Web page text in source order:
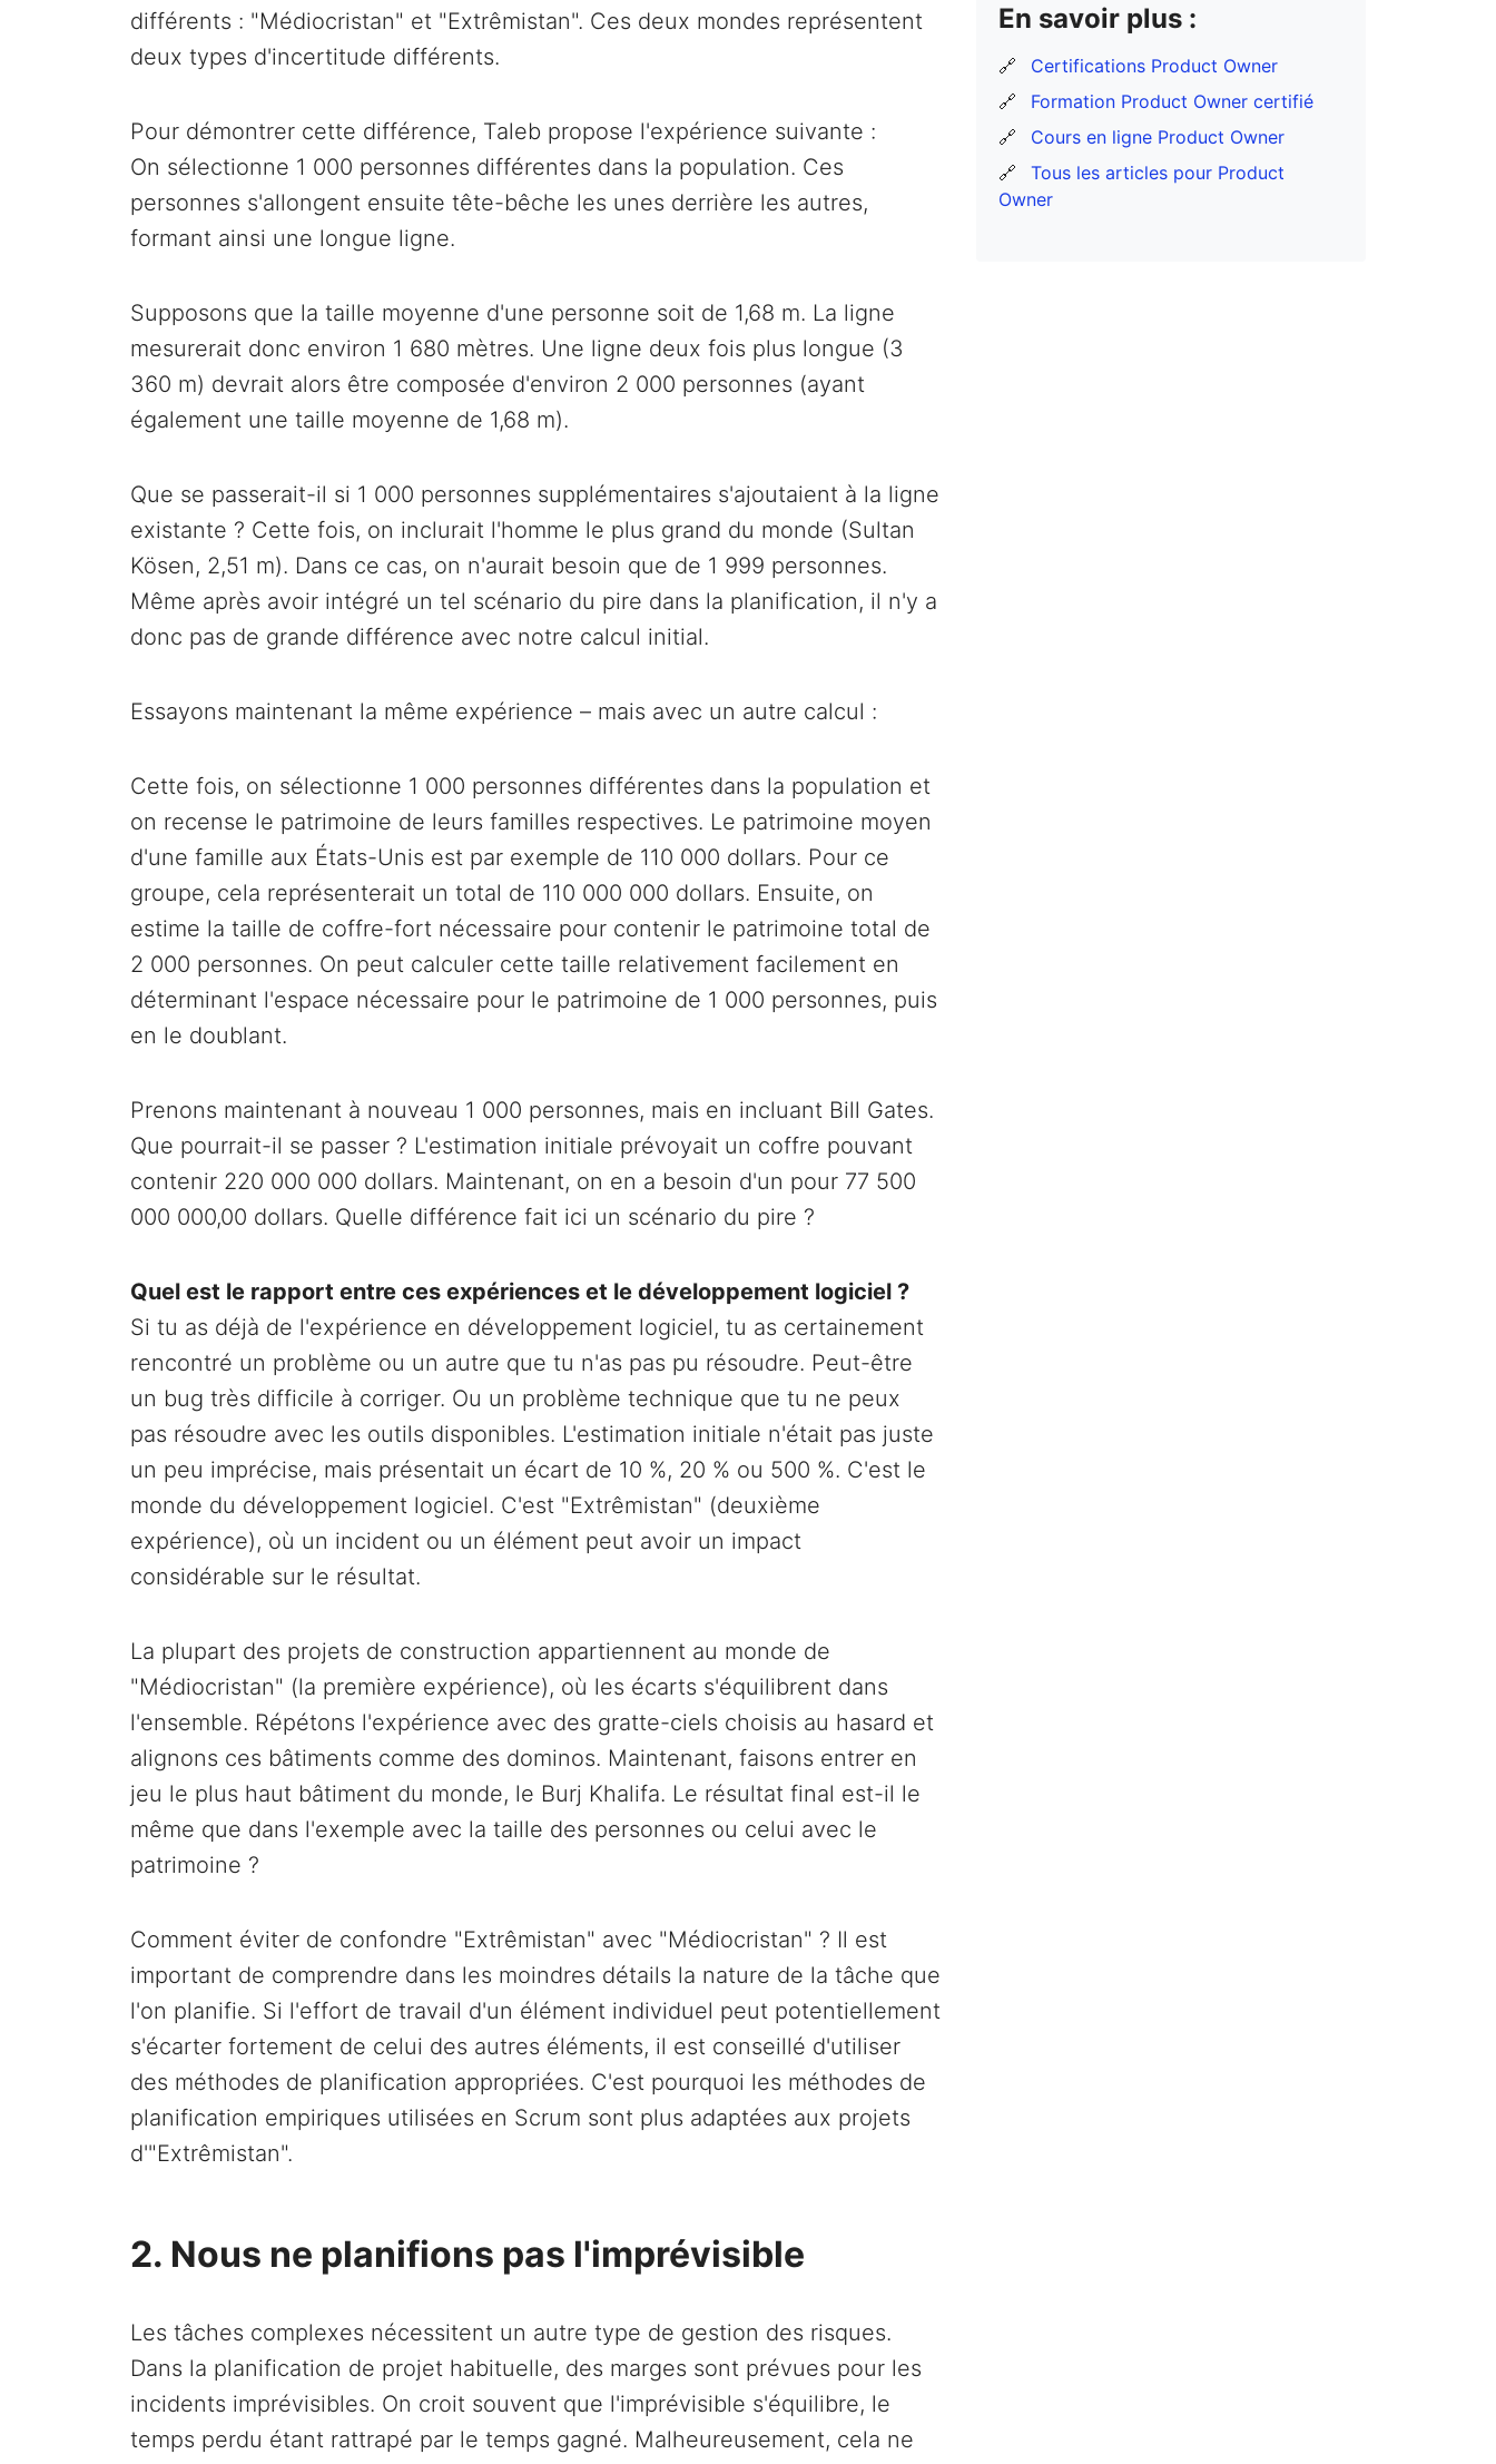
différents : "Médiocristan" et "Extrêmistan". Ces deux mondes représentent
deux types d'incertitude différents.
Pour démontrer cette différence, Taleb propose l'expérience suivante :
On sélectionne 1 000 personnes différentes dans la population. Ces
personnes s'allongent ensuite tête-bêche les unes derrière les autres,
formant ainsi une longue ligne.
Supposons que la taille moyenne d'une personne soit de 1,68 m. La ligne
mesurerait donc environ 1 680 mètres. Une ligne deux fois plus longue (3
360 m) devrait alors être composée d'environ 2 000 personnes (ayant
également une taille moyenne de 1,68 m).
Que se passerait-il si 1 000 personnes supplémentaires s'ajoutaient à la ligne
existante ? Cette fois, on inclurait l'homme le plus grand du monde (Sultan
Kösen, 2,51 m). Dans ce cas, on n'aurait besoin que de 1 999 personnes.
Même après avoir intégré un tel scénario du pire dans la planification, il n'y a
donc pas de grande différence avec notre calcul initial.
Essayons maintenant la même expérience – mais avec un autre calcul :
Cette fois, on sélectionne 1 000 personnes différentes dans la population et
on recense le patrimoine de leurs familles respectives. Le patrimoine moyen
d'une famille aux États-Unis est par exemple de 110 000 dollars. Pour ce
groupe, cela représenterait un total de 110 000 000 dollars. Ensuite, on
estime la taille de coffre-fort nécessaire pour contenir le patrimoine total de
2 000 personnes. On peut calculer cette taille relativement facilement en
déterminant l'espace nécessaire pour le patrimoine de 1 000 personnes, puis
en le doublant.
Prenons maintenant à nouveau 1 000 personnes, mais en incluant Bill Gates.
Que pourrait-il se passer ? L'estimation initiale prévoyait un coffre pouvant
contenir 220 000 000 dollars. Maintenant, on en a besoin d'un pour 77 500
000 000,00 dollars. Quelle différence fait ici un scénario du pire ?
Quel est le rapport entre ces expériences et le développement logiciel ?
Si tu as déjà de l'expérience en développement logiciel, tu as certainement
rencontré un problème ou un autre que tu n'as pas pu résoudre. Peut-être
un bug très difficile à corriger. Ou un problème technique que tu ne peux
pas résoudre avec les outils disponibles. L'estimation initiale n'était pas juste
un peu imprécise, mais présentait un écart de 10 %, 20 % ou 500 %. C'est le
monde du développement logiciel. C'est "Extrêmistan" (deuxième
expérience), où un incident ou un élément peut avoir un impact
considérable sur le résultat.
La plupart des projets de construction appartiennent au monde de
"Médiocristan" (la première expérience), où les écarts s'équilibrent dans
l'ensemble. Répétons l'expérience avec des gratte-ciels choisis au hasard et
alignons ces bâtiments comme des dominos. Maintenant, faisons entrer en
jeu le plus haut bâtiment du monde, le Burj Khalifa. Le résultat final est-il le
même que dans l'exemple avec la taille des personnes ou celui avec le
patrimoine ?
Comment éviter de confondre "Extrêmistan" avec "Médiocristan" ? Il est
important de comprendre dans les moindres détails la nature de la tâche que
l'on planifie. Si l'effort de travail d'un élément individuel peut potentiellement
s'écarter fortement de celui des autres éléments, il est conseillé d'utiliser
des méthodes de planification appropriées. C'est pourquoi les méthodes de
planification empiriques utilisées en Scrum sont plus adaptées aux projets
d'"Extrêmistan".
2. Nous ne planifions pas l'imprévisible
Les tâches complexes nécessitent un autre type de gestion des risques.
Dans la planification de projet habituelle, des marges sont prévues pour les
incidents imprévisibles. On croit souvent que l'imprévisible s'équilibre, le
temps perdu étant rattrapé par le temps gagné. Malheureusement, cela ne
En savoir plus :
🔗
Certifications Product Owner
🔗
Formation Product Owner certifié
🔗
Cours en ligne Product Owner
🔗
Tous les articles pour Product
Owner